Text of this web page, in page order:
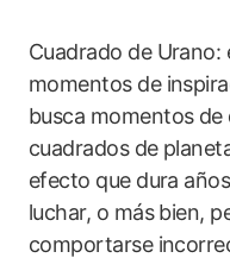
Cuadrado de
momentos de
busca momentos de
cuadrados de
efecto que dura
luchar, o más bien,
comportarse